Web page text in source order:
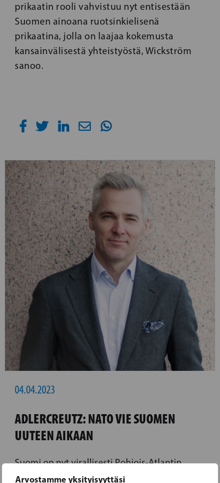
Arvostamme yksityisyyttäsi
prikaatin rooli vahvistuu nyt entisestään
Suomen ainoana ruotsinkielisenä
prikaatina, jolla on laajaa kokemusta
kansainvälisestä yhteistyöstä, Wickström
sanoo.
04.04.2023
ADLERCREUTZ: NATO VIE SUOMEN
UUTEEN AIKAAN
Suomi on nyt virallisesti Pohjois-Atlantin
puolustusliitto Naton täysjäsen. Ulkoministeri